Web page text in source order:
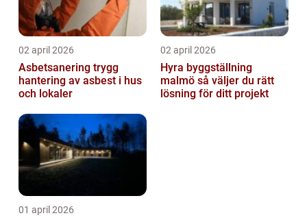
02 april 2026
Asbetsanering trygg
hantering av asbest i hus
och lokaler
02 april 2026
Hyra byggställning
malmö så väljer du rätt
lösning för ditt projekt
01 april 2026